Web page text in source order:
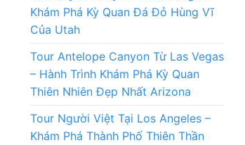
Khám Phá Kỳ Quan Đá Đỏ Hùng Vĩ
Của Utah
Tour Antelope Canyon Từ Las Vegas
– Hành Trình Khám Phá Kỳ Quan
Thiên Nhiên Đẹp Nhất Arizona
Tour Người Việt Tại Los Angeles –
Khám Phá Thành Phố Thiên Thần